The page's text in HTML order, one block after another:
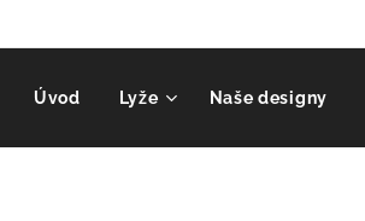
Úvod Lyže Naše designy